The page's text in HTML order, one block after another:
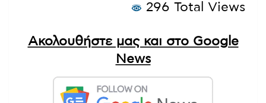
296 Total Views
Ακολουθήστε μας και στο Google
News